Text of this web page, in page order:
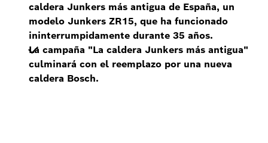
caldera Junkers más antigua de España, un
modelo Junkers ZR15, que ha funcionado
ininterrumpidamente durante 35 años.
La campaña "La caldera Junkers más antigua"
culminará con el reemplazo por una nueva
caldera Bosch.